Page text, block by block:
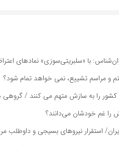
با «سلبریتی‌سوزی» نمادهای
مراسم تشییع، نمی خواهد تمام شود؟
کشور را به سازش متهم می کنند /
را غم خودشان می‌دانند؟
استقرار نیروهای بسیجی و